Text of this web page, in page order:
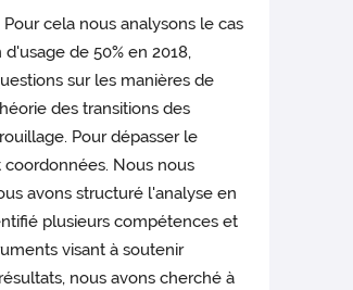
cela nous analysons le cas
de 50% en 2018,
sur les manières de
des transitions des
Pour dépasser le
Nous nous
avons structuré l'analyse en
plusieurs compétences et
visant à soutenir
nous avons cherché à